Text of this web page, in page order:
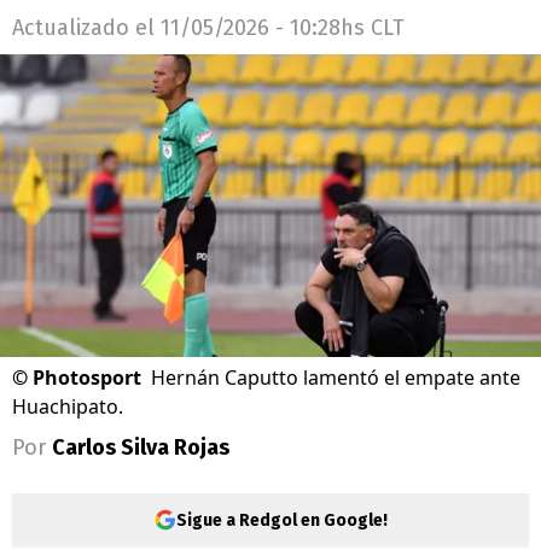
Actualizado el 11/05/2026 - 10:28hs CLT
© Photosport Hernán Caputto lamentó el empate ante
Huachipato.
Por Carlos Silva Rojas
Sigue a Redgol en Google!